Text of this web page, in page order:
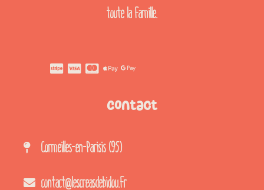
toute la famille.
Contact
Cormeilles-en-Parisis (95)
contact@lescreasdebidou.fr